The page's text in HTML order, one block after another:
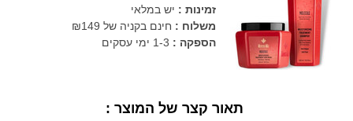
זמינות : יש במלאי
משלוח : חינם בקניה של ₪149
הספקה : 1-3 ימי עסקים
תאור קצר של המוצר :